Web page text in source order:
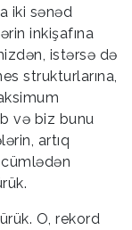
iki sənəd
inkişafına
istərsə də
strukturlarına,
və biz bunu
artıq
O, rekord